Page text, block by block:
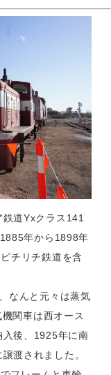
道Yxクラス141
年から1898年
チリチ鉄道を含
なんと元々は蒸気
関車は西オース
入後、1925年に南
渡されました。